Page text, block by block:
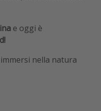
e oggi è
nella natura